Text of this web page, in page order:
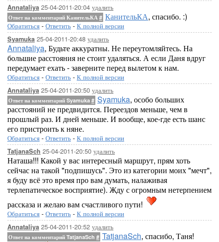
Annataliya 25-04-2011-20:04 удалить
Ответ на комментарий КанительКА # КанительКА, спасибо. :)
Обратиться - Ответить - К полной версии
Syamuka 25-04-2011-20:48 удалить
Annataliya, Будьте аккуратны. Не переутомляйтесь. На
большие расстояния не стоит удаляться. А если Даня вдруг
передумает ехать - заверните перед вылетом к нам.
Обратиться - Ответить - К полной версии
Annataliya 25-04-2011-20:50 удалить
Ответ на комментарий Syamuka # Syamuka, особо больших
расстояний не предвидится. Переездов меньше, чем в
прошлый раз. И дней меньше. И вообще, кое-где есть шанс
его пристроить к няне.
Обратиться - Ответить - К полной версии
TatjanaSch 25-04-2011-20:50 удалить
Наташа!!! Какой у вас интересный маршрут, прям хоть
сейчас на такой "подпишусь". Это из категории моих "мечт",
я буду всё это время про вам думать, налаживая
терлепатическое восприятие). Жду с огромным нетерпением
рассказа и желаю вам счастливого пути!
Обратиться - Ответить - К полной версии
Annataliya 25-04-2011-20:52 удалить
Ответ на комментарий TatjanaSch # TatjanaSch, спасибо, Таня!